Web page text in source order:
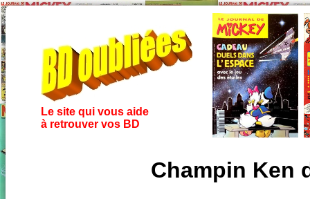
Le site qui vous aide
à retrouver vos BD
Champin Ken